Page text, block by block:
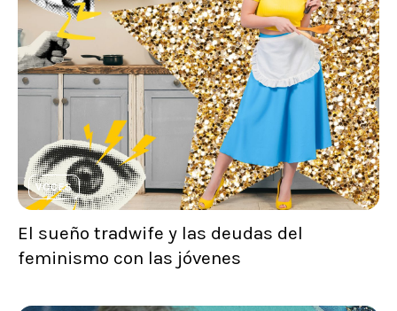
VOCES
El sueño tradwife y las deudas del
feminismo con las jóvenes